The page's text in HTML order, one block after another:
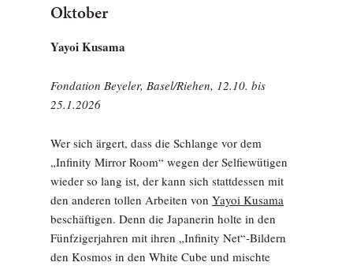
Oktober
Yayoi Kusama
Fondation Beyeler, Basel/Riehen, 12.10. bis
25.1.2026
Wer sich ärgert, dass die Schlange vor dem
„Infinity Mirror Room“ wegen der Selfiewütigen
wieder so lang ist, der kann sich stattdessen mit
den anderen tollen Arbeiten von Yayoi Kusama
beschäftigen. Denn die Japanerin holte in den
Fünfzigerjahren mit ihren „Infinity Net“-Bildern
den Kosmos in den White Cube und mischte